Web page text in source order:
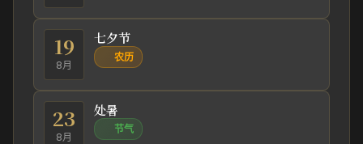
19
8月
七夕节
农历
23
8月
处暑
节气